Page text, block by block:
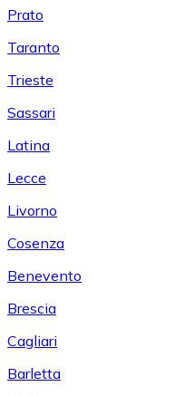
Prato
Taranto
Trieste
Sassari
Latina
Lecce
Livorno
Cosenza
Benevento
Brescia
Cagliari
Barletta